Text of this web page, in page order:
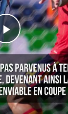
Play
Video